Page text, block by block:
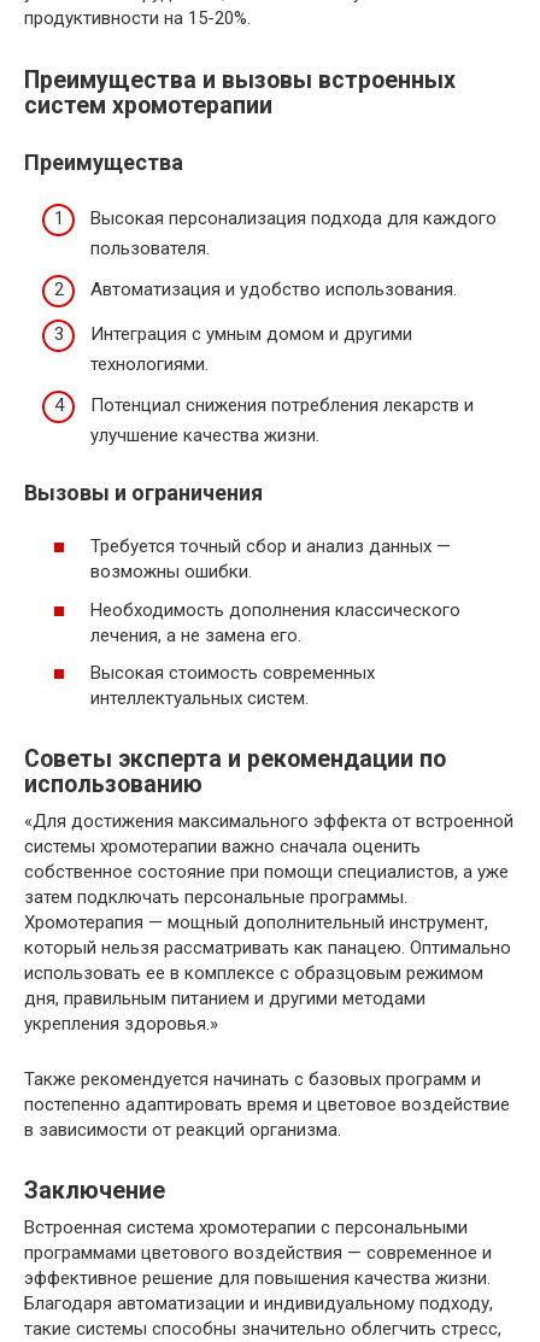
продуктивности на 15-20%.
Преимущества и вызовы встроенных
систем хромотерапии
Преимущества
Высокая персонализация подхода для каждого
пользователя.
Автоматизация и удобство использования.
Интеграция с умным домом и другими
технологиями.
Потенциал снижения потребления лекарств и
улучшение качества жизни.
Вызовы и ограничения
Требуется точный сбор и анализ данных —
возможны ошибки.
Необходимость дополнения классического
лечения, а не замена его.
Высокая стоимость современных
интеллектуальных систем.
Советы эксперта и рекомендации по
использованию
«Для достижения максимального эффекта от встроенной
системы хромотерапии важно сначала оценить
собственное состояние при помощи специалистов, а уже
затем подключать персональные программы.
Хромотерапия — мощный дополнительный инструмент,
который нельзя рассматривать как панацею. Оптимально
использовать ее в комплексе с образцовым режимом
дня, правильным питанием и другими методами
укрепления здоровья.»
Также рекомендуется начинать с базовых программ и
постепенно адаптировать время и цветовое воздействие
в зависимости от реакций организма.
Заключение
Встроенная система хромотерапии с персональными
программами цветового воздействия — современное и
эффективное решение для повышения качества жизни.
Благодаря автоматизации и индивидуальному подходу,
такие системы способны значительно облегчить стресс,